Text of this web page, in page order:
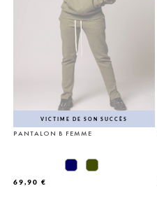
VICTIME DE SON SUCCÈS
PANTALON B FEMME
69,90 €